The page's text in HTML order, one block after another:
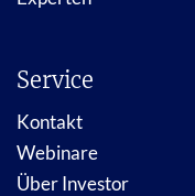
Service
Kontakt
Webinare
Über Investor